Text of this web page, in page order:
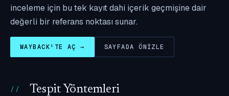
inceleme için bu tek kayıt dahi içerik geçmişine dair
değerli bir referans noktası sunar.
WAYBACK'TE AÇ → SAYFADA ÖNIZLE
Tespit Yöntemleri